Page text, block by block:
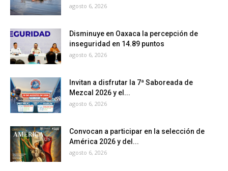
agosto 6, 2026
Disminuye en Oaxaca la percepción de
inseguridad en 14.89 puntos
agosto 6, 2026
Invitan a disfrutar la 7ª Saboreada de
Mezcal 2026 y el...
agosto 6, 2026
Convocan a participar en la selección de
América 2026 y del...
agosto 6, 2026